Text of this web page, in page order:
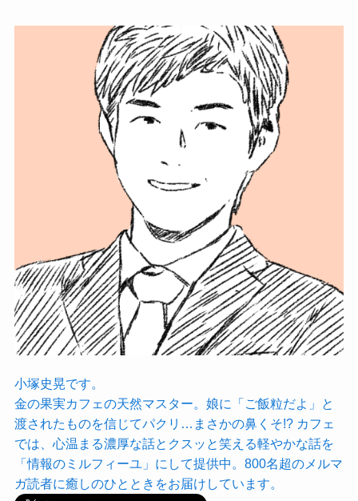
小塚史晃です。
金の果実カフェの天然マスター。娘に「ご飯粒だよ」と
渡されたものを信じてパクリ…まさかの鼻くそ!? カフェ
では、心温まる濃厚な話とクスッと笑える軽やかな話を
「情報のミルフィーユ」にして提供中。800名超のメルマ
ガ読者に癒しのひとときをお届けしています。